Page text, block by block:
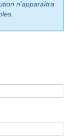
n’apparaîtra